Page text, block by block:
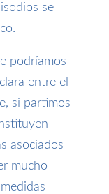
se
podríamos
entre el
si partimos
asociados
mucho